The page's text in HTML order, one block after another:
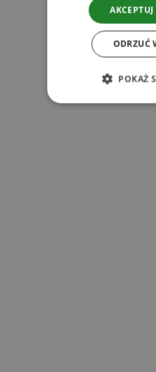
ODRZUĆ
POKAŻ